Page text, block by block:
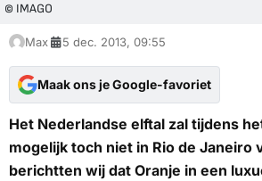
© IMAGO
Max 5 dec. 2013, 09:55
Maak ons je Google-favoriet
Het Nederlandse elftal zal tijdens
mogelijk toch niet in Rio de Janeiro
berichtten wij dat Oranje in een